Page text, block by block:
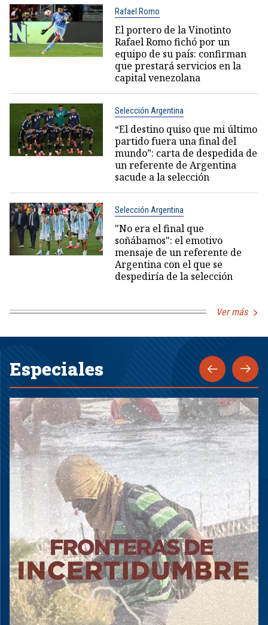
Rafael Romo
El portero de la Vinotinto
Rafael Romo fichó por un
equipo de su país: confirman
que prestará servicios en la
capital venezolana
Selección Argentina
“El destino quiso que mi último
partido fuera una final del
mundo”: carta de despedida de
un referente de Argentina
sacude a la selección
Selección Argentina
"No era el final que
soñábamos": el emotivo
mensaje de un referente de
Argentina con el que se
despediría de la selección
Ver más
Especiales